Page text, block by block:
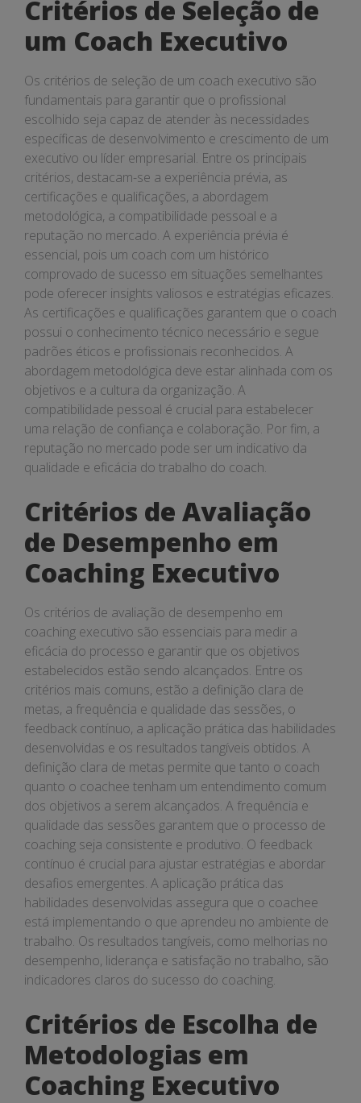
Critérios de Seleção de
um Coach Executivo
Os critérios de seleção de um coach executivo são
fundamentais para garantir que o profissional
escolhido seja capaz de atender às necessidades
específicas de desenvolvimento e crescimento de um
executivo ou líder empresarial. Entre os principais
critérios, destacam-se a experiência prévia, as
certificações e qualificações, a abordagem
metodológica, a compatibilidade pessoal e a
reputação no mercado. A experiência prévia é
essencial, pois um coach com um histórico
comprovado de sucesso em situações semelhantes
pode oferecer insights valiosos e estratégias eficazes.
As certificações e qualificações garantem que o coach
possui o conhecimento técnico necessário e segue
padrões éticos e profissionais reconhecidos. A
abordagem metodológica deve estar alinhada com os
objetivos e a cultura da organização. A
compatibilidade pessoal é crucial para estabelecer
uma relação de confiança e colaboração. Por fim, a
reputação no mercado pode ser um indicativo da
qualidade e eficácia do trabalho do coach.
Critérios de Avaliação
de Desempenho em
Coaching Executivo
Os critérios de avaliação de desempenho em
coaching executivo são essenciais para medir a
eficácia do processo e garantir que os objetivos
estabelecidos estão sendo alcançados. Entre os
critérios mais comuns, estão a definição clara de
metas, a frequência e qualidade das sessões, o
feedback contínuo, a aplicação prática das habilidades
desenvolvidas e os resultados tangíveis obtidos. A
definição clara de metas permite que tanto o coach
quanto o coachee tenham um entendimento comum
dos objetivos a serem alcançados. A frequência e
qualidade das sessões garantem que o processo de
coaching seja consistente e produtivo. O feedback
contínuo é crucial para ajustar estratégias e abordar
desafios emergentes. A aplicação prática das
habilidades desenvolvidas assegura que o coachee
está implementando o que aprendeu no ambiente de
trabalho. Os resultados tangíveis, como melhorias no
desempenho, liderança e satisfação no trabalho, são
indicadores claros do sucesso do coaching.
Critérios de Escolha de
Metodologias em
Coaching Executivo